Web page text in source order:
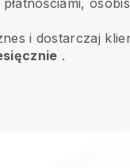
i dostarczaj
.